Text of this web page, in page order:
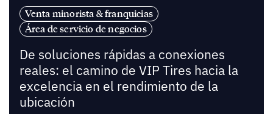
Venta minorista & franquicias
Área de servicio de negocios
De soluciones rápidas a conexiones
reales: el camino de VIP Tires hacia la
excelencia en el rendimiento de la
ubicación